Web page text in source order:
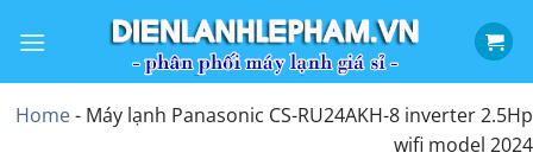
qua
dungHome- Máy lạnh Panasonic CS-RU24AKH-8 inverter 2.5Hp
wifi model 2024